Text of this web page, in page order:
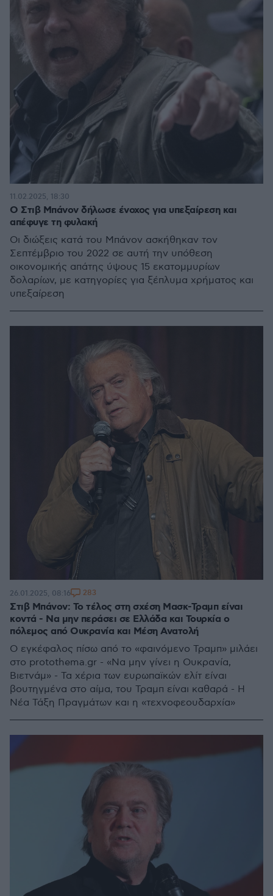
Ο Στιβ Μπάνον δήλωσε ένοχος για υπεξαίρεση και
απέφυγε τη φυλακή
Οι διώξεις κατά του Μπάνον ασκήθηκαν τον
Σεπτέμβριο του 2022 σε αυτή την υπόθεση
οικονομικής απάτης ύψους 15 εκατομμυρίων
δολαρίων, με κατηγορίες για ξέπλυμα χρήματος και
υπεξαίρεση
11.02.2025, 18:30
Στιβ Μπάνον: Το τέλος στη σχέση Μασκ-Τραμπ είναι
κοντά - Να μην περάσει σε Ελλάδα και Τουρκία ο
πόλεμος από Ουκρανία και Μέση Ανατολή
Ο εγκέφαλος πίσω από το «φαινόμενο Τραμπ» μιλάει
στο protothema.gr - «Να μην γίνει η Ουκρανία,
Βιετνάμ» - Τα χέρια των ευρωπαϊκών ελίτ είναι
βουτηγμένα στο αίμα, του Τραμπ είναι καθαρά - Η
Νέα Τάξη Πραγμάτων και η «τεχνοφεουδαρχία»
26.01.2025, 08:16 283